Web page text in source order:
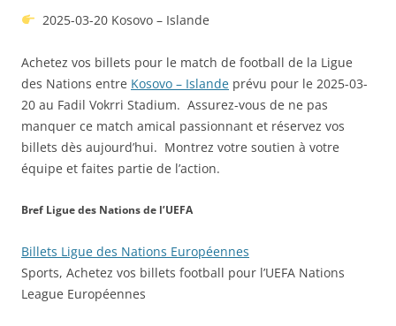
2025-03-20 Kosovo – Islande
Achetez vos billets pour le match de football de la Ligue
des Nations entre Kosovo – Islande prévu pour le 2025-03-
20 au Fadil Vokrri Stadium. Assurez-vous de ne pas
manquer ce match amical passionnant et réservez vos
billets dès aujourd’hui. Montrez votre soutien à votre
équipe et faites partie de l’action.
Bref Ligue des Nations de l’UEFA
Billets Ligue des Nations Européennes
Sports, Achetez vos billets football pour l’UEFA Nations
League Européennes